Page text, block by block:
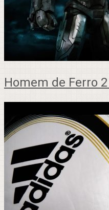
Homem de Ferro